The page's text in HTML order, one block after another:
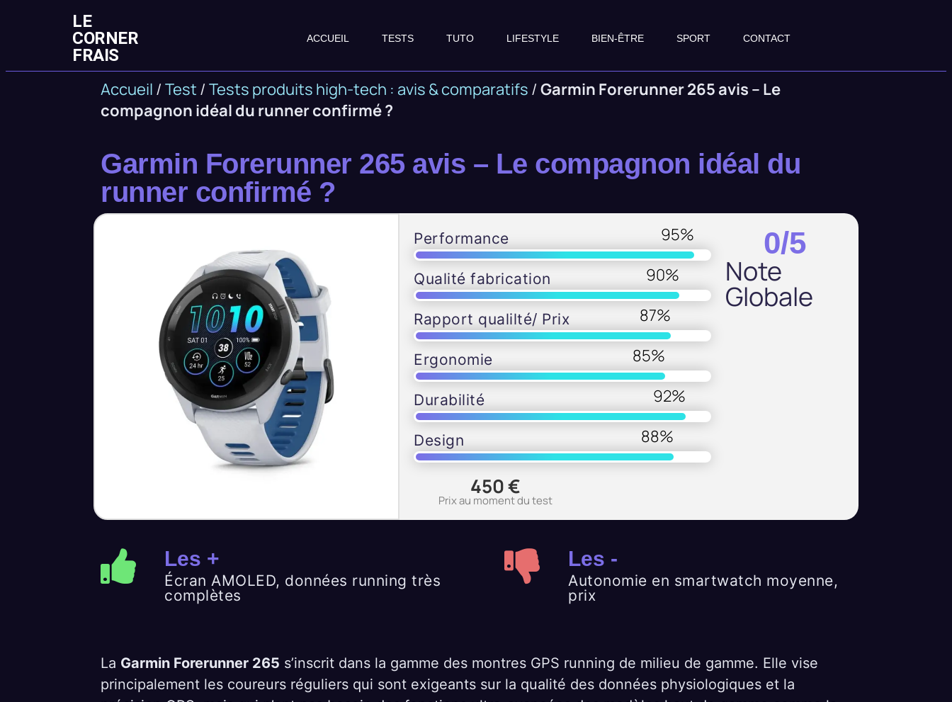
LE
CORNER
FRAIS
ACCUEIL TESTS TUTO LIFESTYLE BIEN-ÊTRE SPORT CONTACT
Accueil / Test / Tests produits high-tech : avis & comparatifs / Garmin Forerunner 265 avis – Le
compagnon idéal du runner confirmé ?
Garmin Forerunner 265 avis – Le compagnon idéal du
runner confirmé ?
Performance 95%
Qualité fabrication 90%
Rapport qualilté/ Prix 87%
Ergonomie 85%
Durabilité 92%
Design 88%
Note
Globale
0/5
450€
Prix au moment du test
Les +
Écran AMOLED, données running très
complètes
Les -
Autonomie en smartwatch moyenne,
prix
La Garmin Forerunner 265 s’inscrit dans la gamme des montres GPS running de milieu de gamme. Elle vise
principalement les coureurs réguliers qui sont exigeants sur la qualité des données physiologiques et la